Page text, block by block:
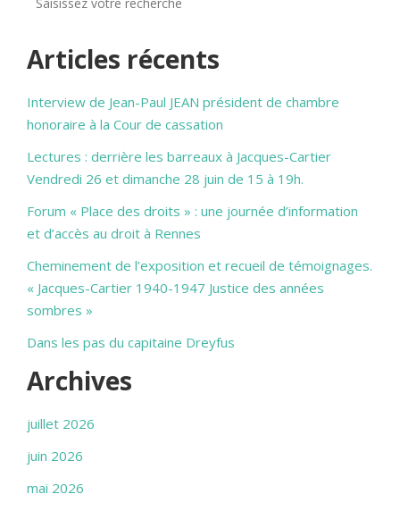
Articles récents
Interview de Jean-Paul JEAN président de chambre
honoraire à la Cour de cassation
Lectures : derrière les barreaux à Jacques-Cartier
Vendredi 26 et dimanche 28 juin de 15 à 19h.
Forum « Place des droits » : une journée d’information
et d’accès au droit à Rennes
Cheminement de l’exposition et recueil de témoignages.
« Jacques-Cartier 1940-1947 Justice des années
sombres »
Dans les pas du capitaine Dreyfus
Archives
juillet 2026
juin 2026
mai 2026